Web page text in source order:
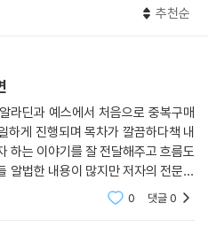
는가에 따라 도약할 수도 몰락할 수
가장 잘하는 것을 찾아 그것을 반복
. 그리고 그것에만 집중한다면 당신
다.
’과 ‘예측 불가능성’으로 꼽는다.
교수의 연구에 따르면, 높은
좋다고 한다. 그 이유는 소득 불균
바로 ‘통제 가능성’ 때문이었다. 급여
높은 위치에 있기 때문에 건강했고,
은 좋은 직업을 가지거나, 좋은 직장
지 않았다. 일과 회사 생활에서의 통
증거다.
추천순
라딘과 예스에서 처음으로 중복구매
하게 진행되며 목차가 깔끔하다책 내
하는 이야기를 잘 전달해주고 흐름도
알법한 내용이 많지만 저자의 전문지
더 흥미롭게 읽었다읽던 중 나는 무기
0 댓글0